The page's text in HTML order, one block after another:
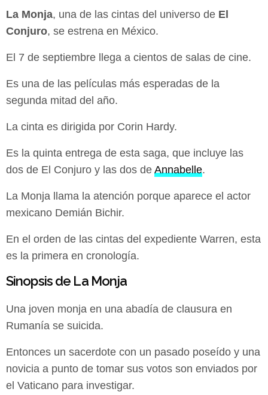
La Monja, una de las cintas del universo de El
Conjuro, se estrena en México.
El 7 de septiembre llega a cientos de salas de cine.
Es una de las películas más esperadas de la
segunda mitad del año.
La cinta es dirigida por Corin Hardy.
Es la quinta entrega de esta saga, que incluye las
dos de El Conjuro y las dos de Annabelle.
La Monja llama la atención porque aparece el actor
mexicano Demián Bichir.
En el orden de las cintas del expediente Warren, esta
es la primera en cronología.
Sinopsis de La Monja
Una joven monja en una abadía de clausura en
Rumanía se suicida.
Entonces un sacerdote con un pasado poseído y una
novicia a punto de tomar sus votos son enviados por
el Vaticano para investigar.